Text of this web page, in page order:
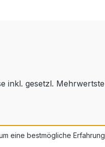
inkl. gesetzl.
eine bestmögliche